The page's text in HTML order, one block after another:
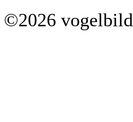
©2026